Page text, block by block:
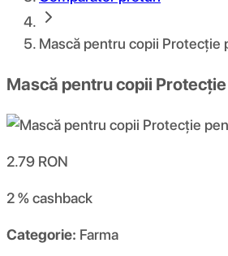
Mască pentru copii Protecție
Mască pentru copii
2.79 RON
2 %cashback
Categorie: Farma